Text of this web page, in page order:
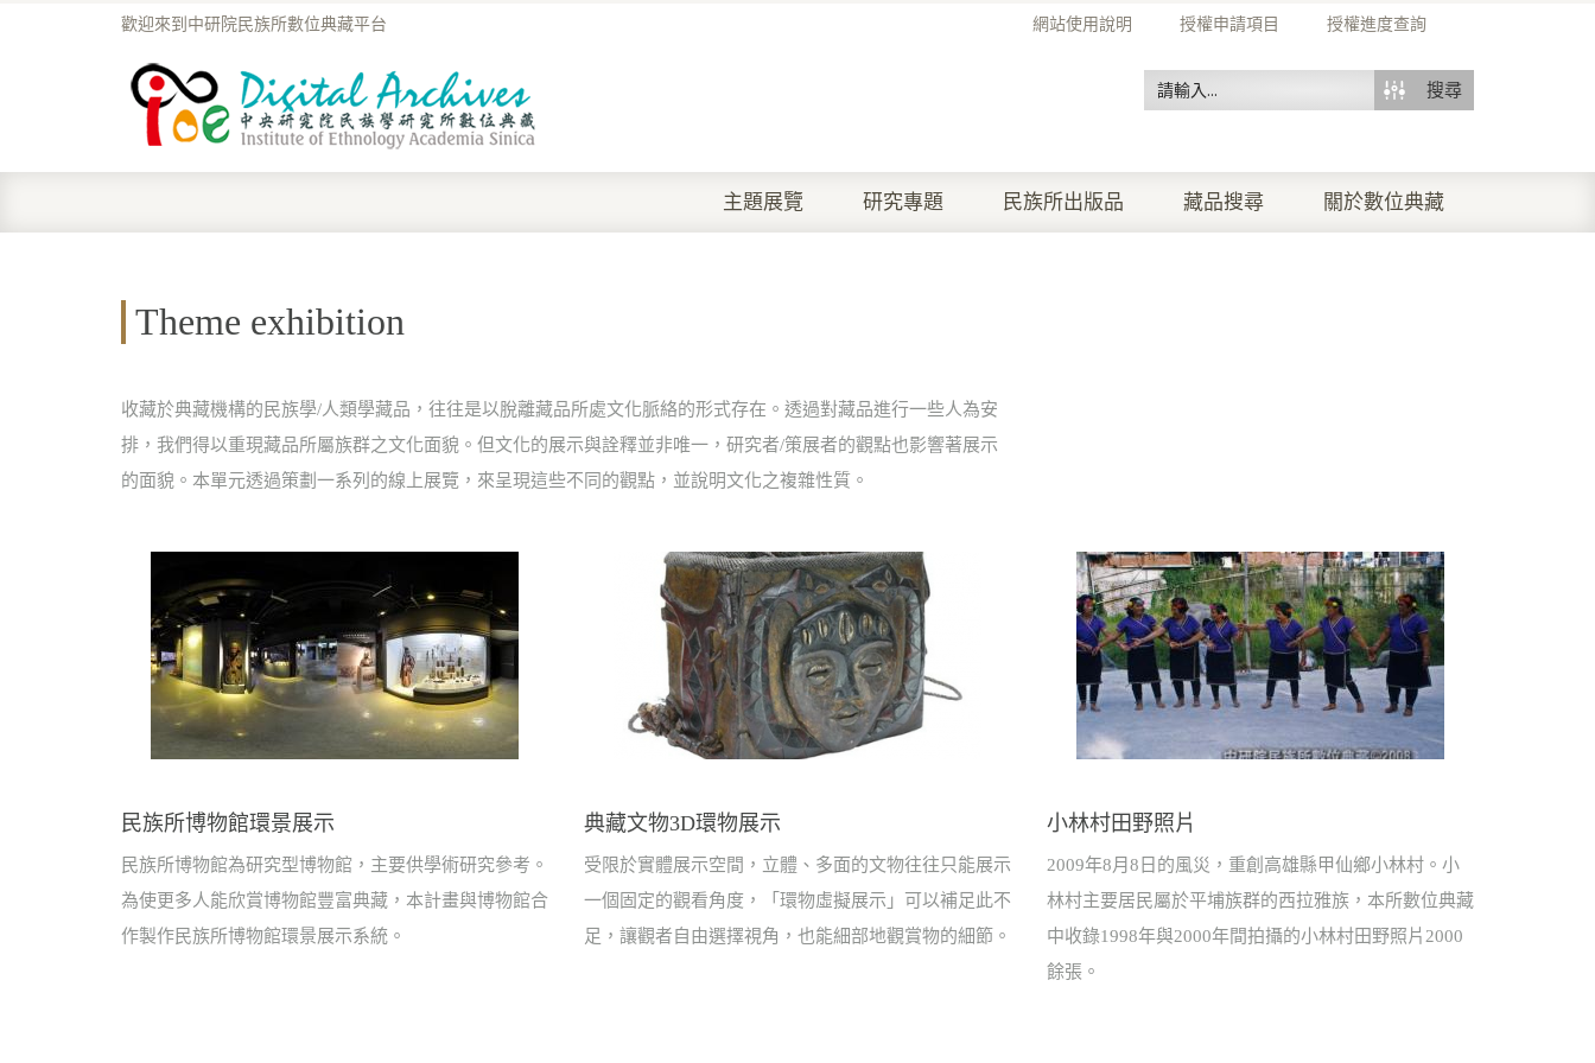
網站使用說明 授權申請項目 授權進度查詢
歡迎來到中研院民族所數位典藏平台
搜尋
主題展覽 研究專題 民族所出版品 藏品搜尋 關於數位典藏
Theme exhibition
收藏於典藏機構的民族學/人類學藏品，往往是以脫離藏品所處文化脈絡的形式存在。透過對藏品進行一些人為安
排，我們得以重現藏品所屬族群之文化面貌。但文化的展示與詮釋並非唯一，研究者/策展者的觀點也影響著展示
的面貌。本單元透過策劃一系列的線上展覽，來呈現這些不同的觀點，並說明文化之複雜性質。
民族所博物館環景展示
民族所博物館為研究型博物館，主要供學術研究參考。
為使更多人能欣賞博物館豐富典藏，本計畫與博物館合
作製作民族所博物館環景展示系統。
典藏文物3D環物展示
受限於實體展示空間，立體、多面的文物往往只能展示
一個固定的觀看角度，「環物虛擬展示」可以補足此不
足，讓觀者自由選擇視角，也能細部地觀賞物的細節。
小林村田野照片
2009年8月8日的風災，重創高雄縣甲仙鄉小林村。小
林村主要居民屬於平埔族群的西拉雅族，本所數位典藏
中收錄1998年與2000年間拍攝的小林村田野照片2000
餘張。